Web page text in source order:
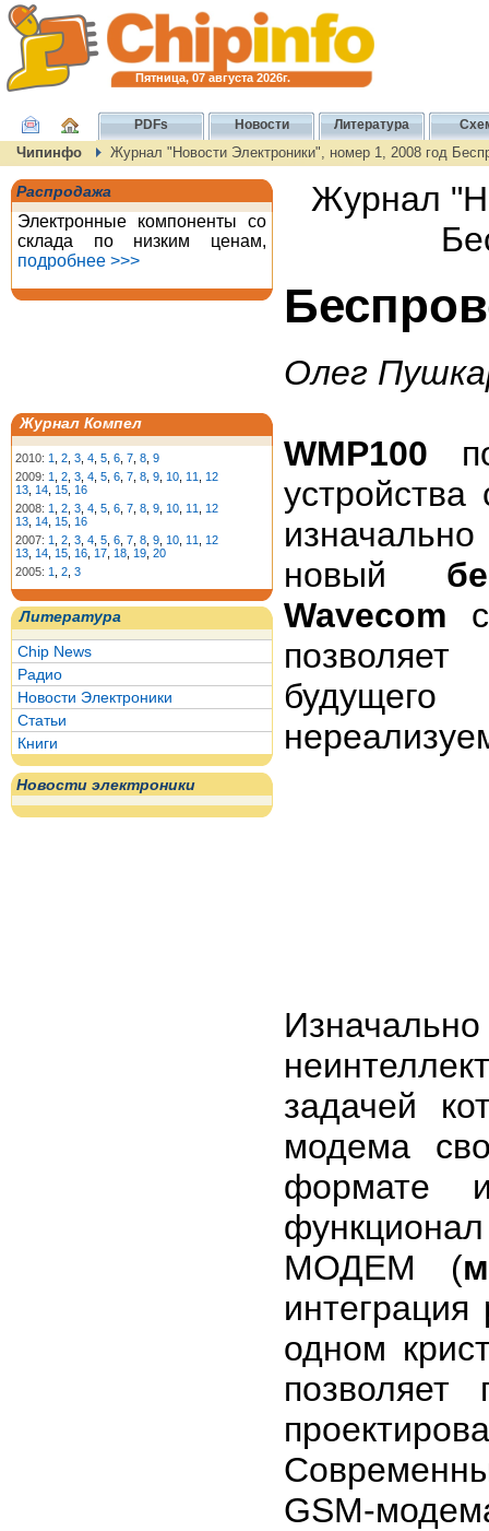
Пятница, 07 августа 2026г.
PDFs Новости Литература
Чипинфо Журнал "Новости Электроники", номер 1, 2008 год
Распродажа
Электронные компоненты со
склада по низким ценам,
подробнее >>>
Журнал Компел
2010: 1 2 3 4 5 6 7 8 9
2009: 1 2 3 4 5 6 7 8 9 10 11
12
13 14 15 16
2008: 1 2 3 4 5 6 7 8 9 10 11
12
13 14 15 16
2007: 1 2 3 4 5 6 7 8 9 10 11
12
13 14 15 16 17 18 19 20
2005: 1 2 3
Литература
Chip News
Радио
Новости Электроники
Статьи
Книги
Новости электроники
Журнал
Олег
WMP100
новый
Wavecom
задачей
модема
формате
МОДЕМ (
одном
позволяет
GSM-